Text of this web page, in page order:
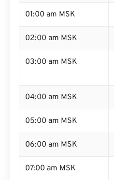
01:00 am MSK
02:00 am MSK
03:00 am MSK
04:00 am MSK
05:00 am MSK
06:00 am MSK
07:00 am MSK